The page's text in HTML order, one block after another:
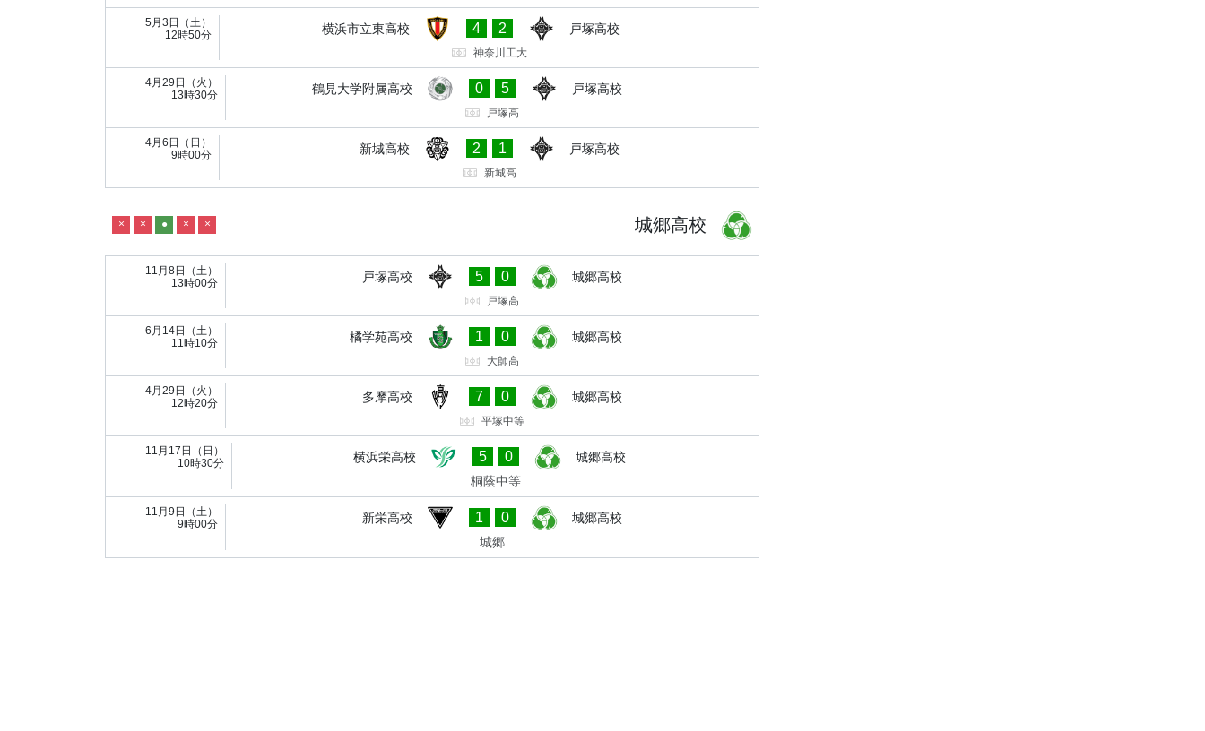
5月3日（土）
12時50分
横浜市立東高校 4 2 戸塚高校
神奈川工大
4月29日（火）
13時30分
鶴見大学附属高校 0 5 戸塚高校
戸塚高
4月6日（日）
9時00分
新城高校 2 1 戸塚高校
新城高
城郷高校
× × ● × ×
11月8日（土）
13時00分
戸塚高校 5 0 城郷高校
戸塚高
6月14日（土）
11時10分
橘学苑高校 1 0 城郷高校
大師高
4月29日（火）
12時20分
多摩高校 7 0 城郷高校
平塚中等
11月17日（日）
10時30分
横浜栄高校 5 0
城郷高校
桐蔭中等
11月9日（土）
9時00分
新栄高校 1 0
城郷高校
城郷